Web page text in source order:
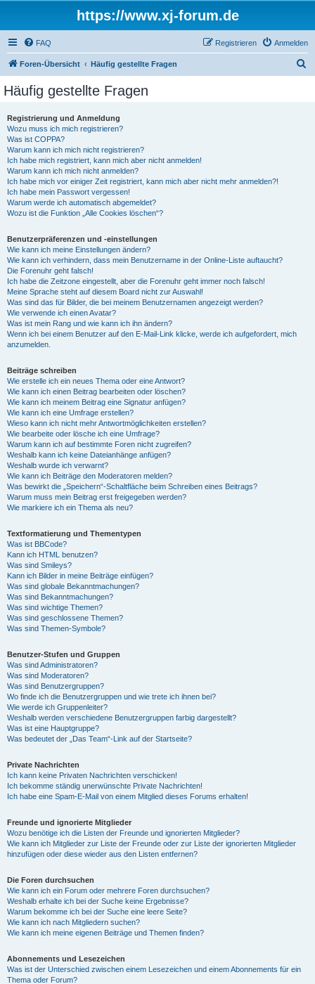
https://www.xj-forum.de
FAQ Anmelden
Registrieren
Foren-Übersicht Häufig gestellte Fragen
Häufig gestellte Fragen
Registrierung und Anmeldung
Wozu muss ich mich registrieren?
Was ist COPPA?
Warum kann ich mich nicht registrieren?
Ich habe mich registriert, kann mich aber nicht anmelden!
Warum kann ich mich nicht anmelden?
Ich habe mich vor einiger Zeit registriert, kann mich aber nicht mehr anmelden?!
Ich habe mein Passwort vergessen!
Warum werde ich automatisch abgemeldet?
Wozu ist die Funktion „Alle Cookies löschen“?
Benutzerpräferenzen und -einstellungen
Wie kann ich meine Einstellungen ändern?
Wie kann ich verhindern, dass mein Benutzername in der Online-Liste auftaucht?
Die Forenuhr geht falsch!
Ich habe die Zeitzone eingestellt, aber die Forenuhr geht immer noch falsch!
Meine Sprache steht auf diesem Board nicht zur Auswahl!
Was sind das für Bilder, die bei meinem Benutzernamen angezeigt werden?
Wie verwende ich einen Avatar?
Was ist mein Rang und wie kann ich ihn ändern?
Wenn ich bei einem Benutzer auf den E-Mail-Link klicke, werde ich aufgefordert, mich
anzumelden.
Beiträge schreiben
Wie erstelle ich ein neues Thema oder eine Antwort?
Wie kann ich einen Beitrag bearbeiten oder löschen?
Wie kann ich meinem Beitrag eine Signatur anfügen?
Wie kann ich eine Umfrage erstellen?
Wieso kann ich nicht mehr Antwortmöglichkeiten erstellen?
Wie bearbeite oder lösche ich eine Umfrage?
Warum kann ich auf bestimmte Foren nicht zugreifen?
Weshalb kann ich keine Dateianhänge anfügen?
Weshalb wurde ich verwarnt?
Wie kann ich Beiträge den Moderatoren melden?
Was bewirkt die „Speichern“-Schaltfläche beim Schreiben eines Beitrags?
Warum muss mein Beitrag erst freigegeben werden?
Wie markiere ich ein Thema als neu?
Textformatierung und Thementypen
Was ist BBCode?
Kann ich HTML benutzen?
Was sind Smileys?
Kann ich Bilder in meine Beiträge einfügen?
Was sind globale Bekanntmachungen?
Was sind Bekanntmachungen?
Was sind wichtige Themen?
Was sind geschlossene Themen?
Was sind Themen-Symbole?
Benutzer-Stufen und Gruppen
Was sind Administratoren?
Was sind Moderatoren?
Was sind Benutzergruppen?
Wo finde ich die Benutzergruppen und wie trete ich ihnen bei?
Wie werde ich Gruppenleiter?
Weshalb werden verschiedene Benutzergruppen farbig dargestellt?
Was ist eine Hauptgruppe?
Was bedeutet der „Das Team“-Link auf der Startseite?
Private Nachrichten
Ich kann keine Privaten Nachrichten verschicken!
Ich bekomme ständig unerwünschte Private Nachrichten!
Ich habe eine Spam-E-Mail von einem Mitglied dieses Forums erhalten!
Freunde und ignorierte Mitglieder
Wozu benötige ich die Listen der Freunde und ignorierten Mitglieder?
Wie kann ich Mitglieder zur Liste der Freunde oder zur Liste der ignorierten Mitglieder
hinzufügen oder diese wieder aus den Listen entfernen?
Die Foren durchsuchen
Wie kann ich ein Forum oder mehrere Foren durchsuchen?
Weshalb erhalte ich bei der Suche keine Ergebnisse?
Warum bekomme ich bei der Suche eine leere Seite?
Wie kann ich nach Mitgliedern suchen?
Wie kann ich meine eigenen Beiträge und Themen finden?
Abonnements und Lesezeichen
Was ist der Unterschied zwischen einem Lesezeichen und einem Abonnements für ein
Thema oder Forum?